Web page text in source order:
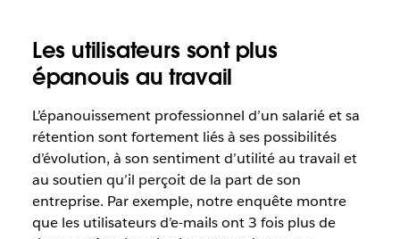
Les utilisateurs sont plus
épanouis au travail
L’épanouissement professionnel d’un salarié et sa
rétention sont fortement liés à ses possibilités
d’évolution, à son sentiment d’utilité au travail et
au soutien qu’il perçoit de la part de son
entreprise. Par exemple, notre enquête montre
que les utilisateurs d’e-mails ont 3 fois plus de